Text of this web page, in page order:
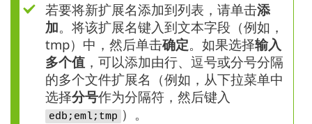
若要将新扩展名添加到列表，请单击添
加。将该扩展名键入到文本字段（例如，
tmp）中，然后单击确定。如果选择输入
多个值 ，可以添加由行、逗号或分号分隔
的多个文件扩展名（例如，从下拉菜单中
选择分号作为分隔符，然后键入
edb;eml;tmp ）。